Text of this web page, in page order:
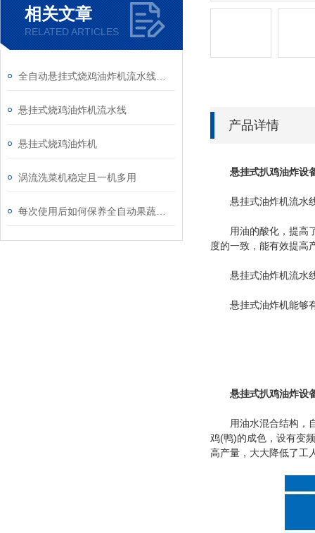
相关文章
RELATED ARTICLES
悬挂式烧鸡油炸机流水线
悬挂式烧鸡油炸机
涡流洗菜机稳定且一机多用
产品详情
悬挂式扒鸡油炸设
悬挂式油炸机流水线
用油的酸化，提高了
度的一致，能有效提高
悬挂式油炸机流水线
悬挂式油炸机能够有
悬挂式扒鸡油炸设
用油水混合结构，自
鸡(鸭)的成色，设有变
高产量，大大降低了工